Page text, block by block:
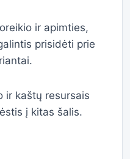
ir apimties,
prisidėti prie
ir kaštų resursais
į kitas šalis.